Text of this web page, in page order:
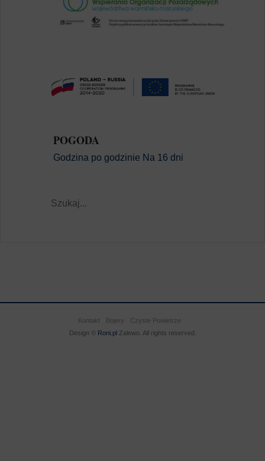
POGODA
Godzina po godzinie Na 16 dni
Kontakt Bojery
Czyste Powietrze
Design © Roni.plZalewo. All rights reserved.